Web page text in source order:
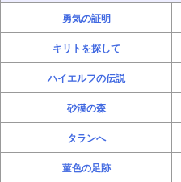
勇気の証明
キリトを探して
ハイエルフの伝説
砂漠の森
タランへ
菫色の足跡